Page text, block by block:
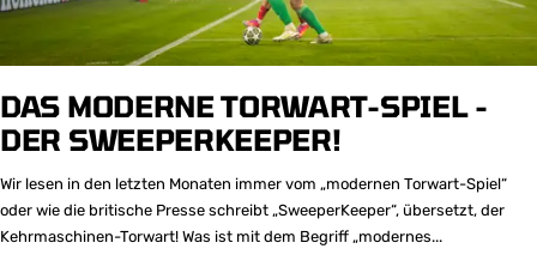
DAS MODERNE TORWART-SPIEL -
DER SWEEPERKEEPER!
Wir lesen in den letzten Monaten immer vom „modernen Torwart-Spiel“
oder wie die britische Presse schreibt „SweeperKeeper“, übersetzt, der
Kehrmaschinen-Torwart! Was ist mit dem Begriff „modernes...